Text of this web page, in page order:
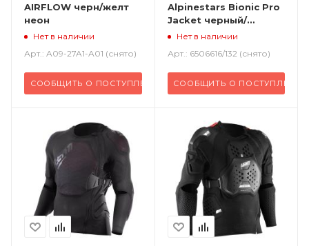
AIRFLOW черн/желт
неон
Нет в наличии
Арт.: A09-27A1-A01 (снято)
СООБЩИТЬ О ПОСТУПЛЕНИИ
Alpinestars Bionic Pro
Jacket черный/
красный/белый
Нет в наличии
Арт.: 6506616/132 (снято)
СООБЩИТЬ О ПОСТУПЛЕНИИ